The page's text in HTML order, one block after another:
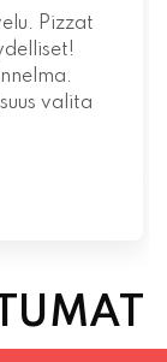
valita